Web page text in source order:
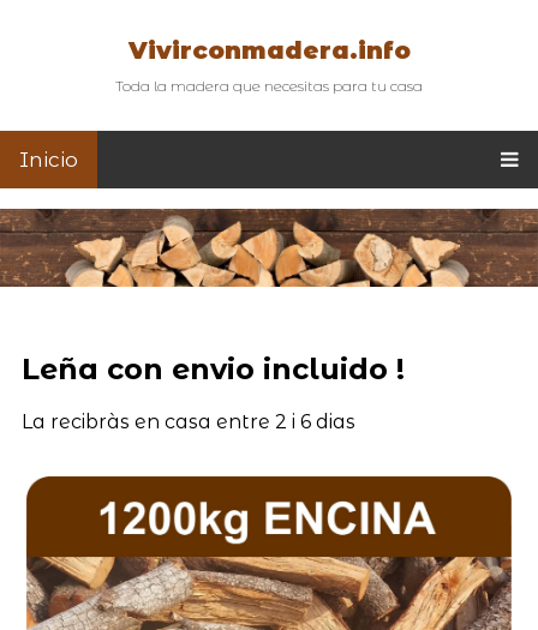
Vivirconmadera.info
Toda la madera que necesitas para tu casa
Inicio
Leña con envio incluido !
La recibràs en casa entre 2 i 6 dias